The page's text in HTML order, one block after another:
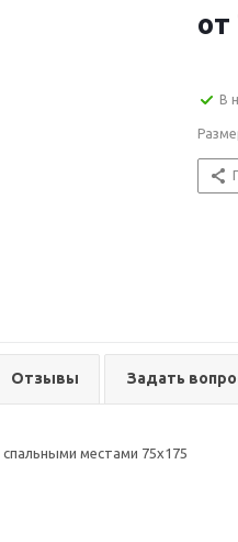
от
В
Отзывы Задать
местами 75х175